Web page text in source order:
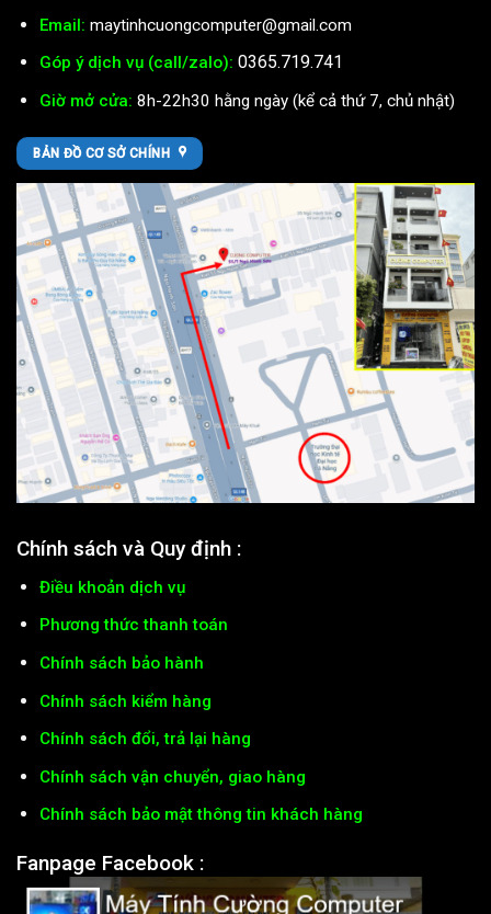
Email: maytinhcuongcomputer@gmail.com
Góp ý dịch vụ (call/zalo): 0365.719.741
Giờ mở cửa: 8h-22h30 hằng ngày (kể cả thứ 7, chủ nhật)
BẢN ĐỒ CƠ SỞ CHÍNH
Chính sách và Quy định :
Điều khoản dịch vụ
Phương thức thanh toán
Chính sách bảo hành
Chính sách kiểm hàng
Chính sách đổi, trả lại hàng
Chính sách vận chuyển, giao hàng
Chính sách bảo mật thông tin khách hàng
Fanpage Facebook :